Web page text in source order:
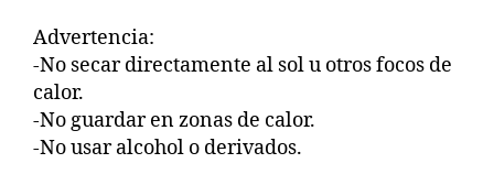
Advertencia:
-No secar directamente al sol u otros focos de
calor.
-No guardar en zonas de calor.
-No usar alcohol o derivados.